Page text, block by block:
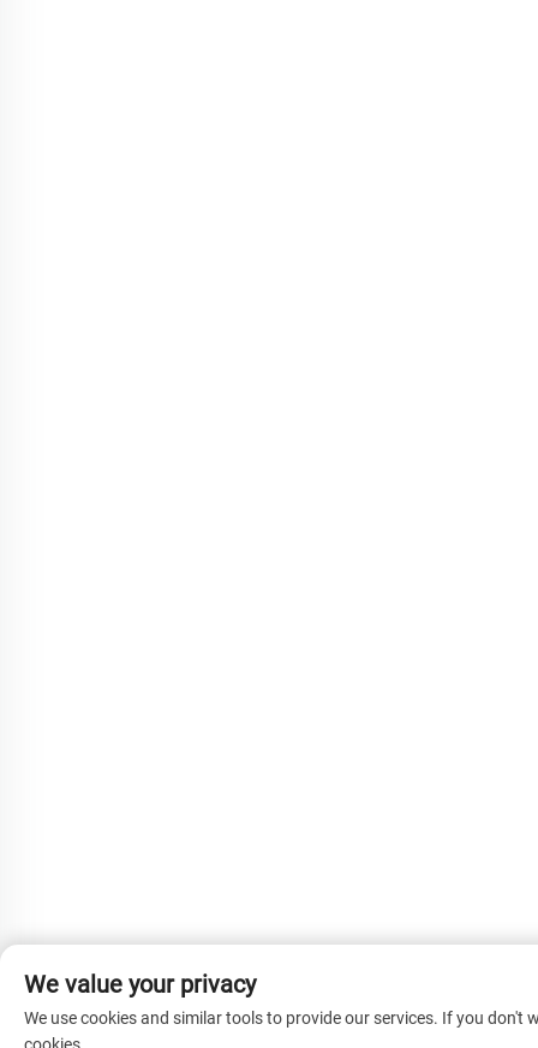
We value your privacy
We use cookies and similar tools to provide our services. If you don't